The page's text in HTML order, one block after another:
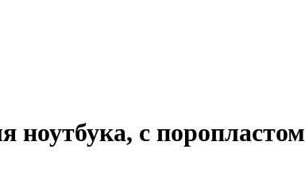
ноутбука, с поропластом